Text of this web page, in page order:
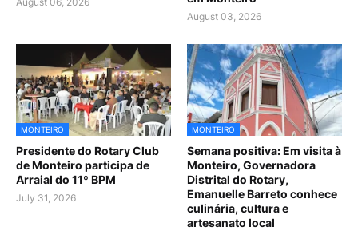
August 03, 2026
MONTEIRO
Presidente do Rotary Club
de Monteiro participa de
Arraial do 11º BPM
July 31, 2026
MONTEIRO
Semana positiva: Em visita à
Monteiro, Governadora
Distrital do Rotary,
Emanuelle Barreto conhece
culinária, cultura e
artesanato local